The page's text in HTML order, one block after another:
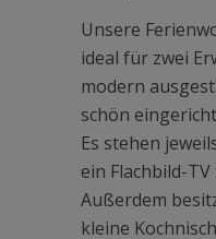
Unsere
ideal für zwei
modern
schön
Es stehen
ein Flachbild-
Außerdem
kleine